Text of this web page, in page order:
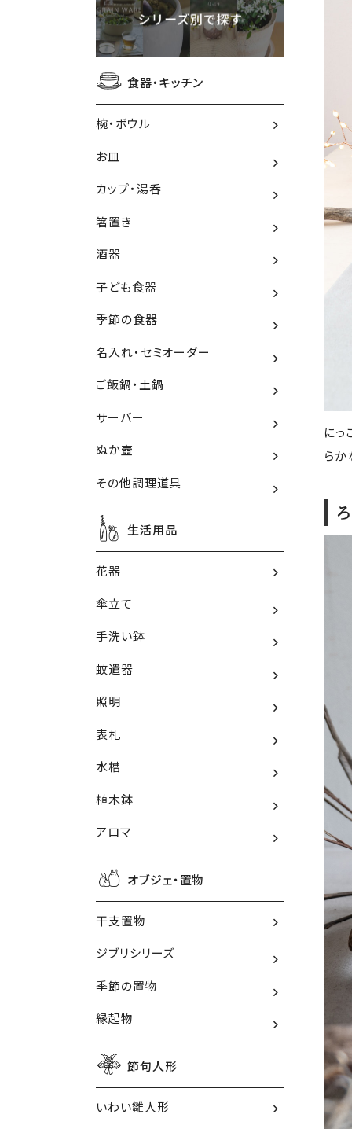
食器・キッチン
椀・ボウル
お皿
カップ・湯呑
箸置き
酒器
子ども食器
季節の食器
名入れ・セミオーダー
ご飯鍋・土鍋
サーバー
ぬか壺
その他調理道具
生活用品
花器
傘立て
手洗い鉢
蚊遣器
照明
表札
水槽
植木鉢
アロマ
オブジェ・置物
干支置物
ジブリシリーズ
季節の置物
縁起物
節句人形
いわい雛人形
にっ
らか